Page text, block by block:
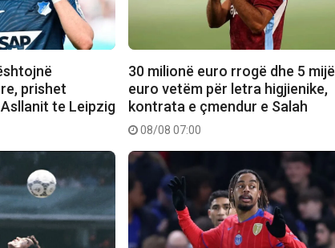
prishet
te Leipzig
30 milionë euro rrogë dhe 5 mijë
euro vetëm për letra higjienike,
kontrata e çmendur e Salah
08/08 07:00